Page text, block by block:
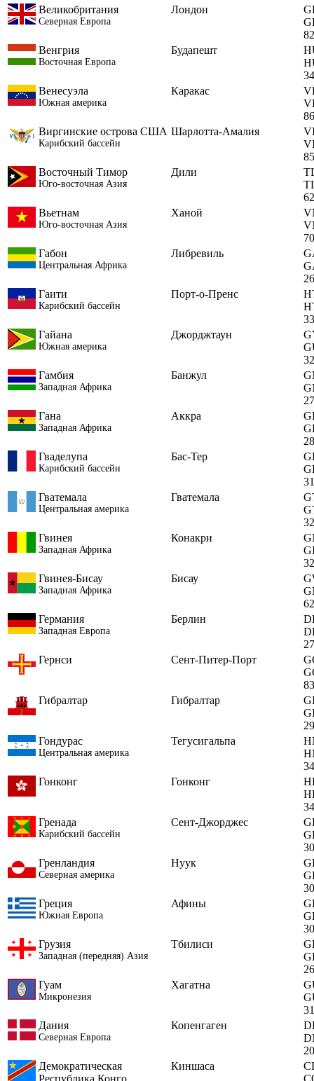
Великобритания
Северная Европа
Лондон
Венгрия
Восточная Европа
Будапешт
Венесуэла
Южная америка
Каракас
Виргинские острова США
Карибский бассейн
Шарлотта-Амалия
Восточный Тимор
Юго-восточная Азия
Дили
Вьетнам
Юго-восточная Азия
Ханой
Габон
Центральная Африка
Либревиль
Гаити
Карибский бассейн
Порт-о-Пренс
Гайана
Южная америка
Джорджтаун
Гамбия
Западная Африка
Банжул
Гана
Западная Африка
Аккра
Гваделупа
Карибский бассейн
Бас-Тер
Гватемала
Центральная америка
Гватемала
Гвинея
Западная Африка
Конакри
Гвинея-Бисау
Западная Африка
Бисау
Германия
Западная Европа
Берлин
Гернси
Сент-Питер-Порт
Гибралтар
Гибралтар
Гондурас
Центральная америка
Тегусигальпа
Гонконг
Гонконг
Гренада
Карибский бассейн
Сент-Джорджес
Гренландия
Северная америка
Нуук
Греция
Южная Европа
Афины
Грузия
Западная (передняя) Азия
Тбилиси
Гуам
Микронезия
Хагатна
Дания
Северная Европа
Копенгаген
Демократическая
Республика Конго
Киншаса